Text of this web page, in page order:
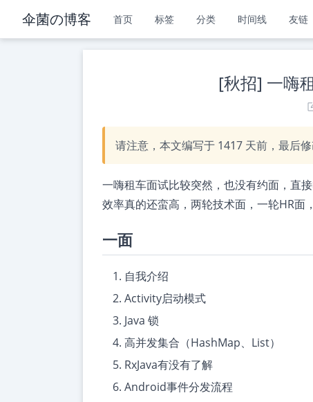
伞菌の博客 首页 标签 分类 时间线 友链
[秋招] 一嗨
请注意，本文编写于 1417 天前，最后
一嗨租车面试比较突然，也没有约面，直
效率真的还蛮高，两轮技术面，一轮HR
一面
自我介绍
Activity启动模式
Java 锁
高并发集合（HashMap、List）
RxJava有没有了解
Android事件分发流程